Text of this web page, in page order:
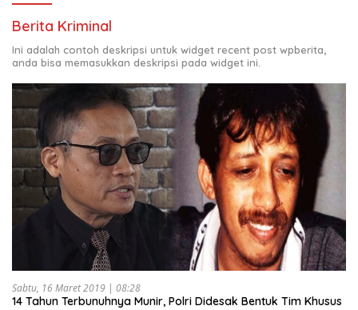
Berita Kriminal
Ini adalah contoh deskripsi untuk widget recent post wpberita,
anda bisa memasukkan deskripsi pada widget ini.
Sabtu, 16 Maret 2019 | 08:28
14 Tahun Terbunuhnya Munir, Polri Didesak Bentuk Tim Khusus